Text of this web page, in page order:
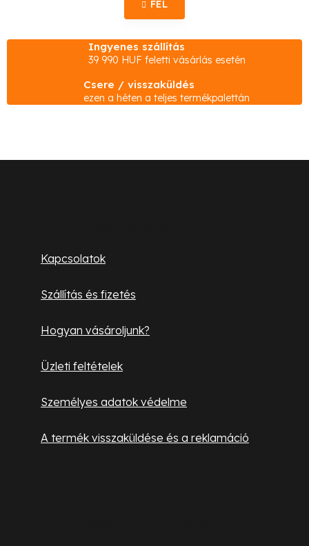
s
t
a
r
á
í
FEL
Ingyenes szállítás
39 990 HUF feletti vásárlás esetén
Csere / visszaküldés
ezen a héten a teljes termékpalettán
Kapcsolatok
Szállítás és fizetés
Hogyan vásároljunk?
Üzleti feltételek
Személyes adatok védelme
A termék visszaküldése és a reklamáció